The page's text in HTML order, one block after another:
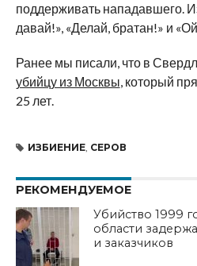
поддерживать нападавшего.
давай!», «Делай, братан!» и
Ранее мы писали, что в
убийцу из Москвы, который
25 лет.
ИЗБИЕНИЕ, СЕРОВ
РЕКОМЕНДУЕМОЕ
Убийство 1999
области
и заказчиков